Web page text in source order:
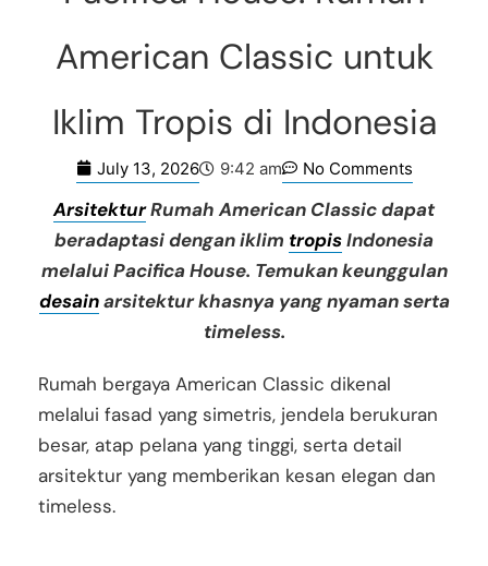
American Classic untuk
Iklim Tropis di Indonesia
July 13, 2026 9:42 am No Comments
ArsitekturRumah American Classic dapat
beradaptasi dengan iklim tropisIndonesia
melalui Pacifica House. Temukan keunggulan
desainarsitektur khasnya yang nyaman serta
timeless.
Rumah bergaya American Classic dikenal
melalui fasad yang simetris, jendela berukuran
besar, atap pelana yang tinggi, serta detail
arsitektur yang memberikan kesan elegan dan
timeless.